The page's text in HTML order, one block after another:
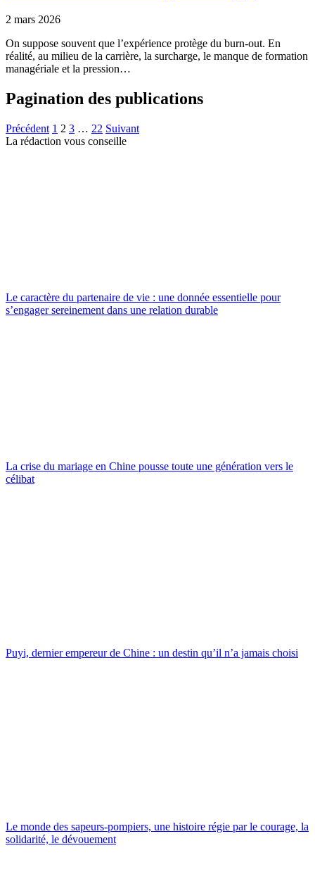
2 mars 2026
On suppose souvent que l’expérience protège du burn-out. En
réalité, au milieu de la carrière, la surcharge, le manque de formation
managériale et la pression…
Pagination des publications
Précédent 1 2 3 … 22 Suivant
La rédaction vous conseille
Le caractère du partenaire de vie : une donnée essentielle pour
s’engager sereinement dans une relation durable
La crise du mariage en Chine pousse toute une génération vers le
célibat
Puyi, dernier empereur de Chine : un destin qu’il n’a jamais choisi
Le monde des sapeurs-pompiers, une histoire régie par le courage, la
solidarité, le dévouement